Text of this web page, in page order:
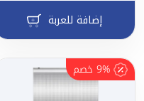
إضافة للعربة
9% خصم